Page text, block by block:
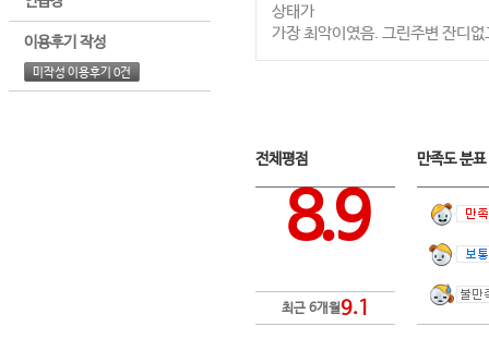
이용후기 작성
미작성 이용후기 0건
상태가
가장 최악이였음. 그린주변 잔디
전체평점
8.9
최근 6개월9.1
만족도 분